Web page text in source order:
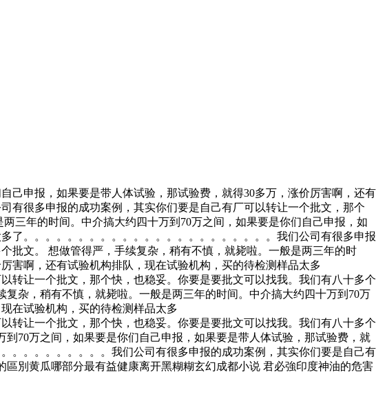
己申报，如果要是带人体试验，那试验费，就得30多万，涨价厉害啊，还有
有很多申报的成功案例，其实你们要是自己有厂可以转让一个批文，那个
三年的时间。中介搞大约四十万到70万之间，如果要是你们自己申报，如
了。。。。。。。。。。。。。。。。。。。。。。。我们公司有很多申报
批文。 想做管得严，手续复杂，稍有不慎，就毙啦。一般是两三年的时
害啊，还有试验机构排队，现在试验机构，买的待检测样品太多
转让一个批文，那个快，也稳妥。你要是要批文可以找我。我们有八十多个
复杂，稍有不慎，就毙啦。一般是两三年的时间。中介搞大约四十万到70万
在试验机构，买的待检测样品太多
转让一个批文，那个快，也稳妥。你要是要批文可以找我。我们有八十多个
70万之间，如果要是你们自己申报，如果要是带人体试验，那试验费，就
。。。。。。。。。我们公司有很多申报的成功案例，其实你们要是自己有
區別黄瓜哪部分最有益健康离开黑糊糊玄幻成都小说 君必強印度神油的危害